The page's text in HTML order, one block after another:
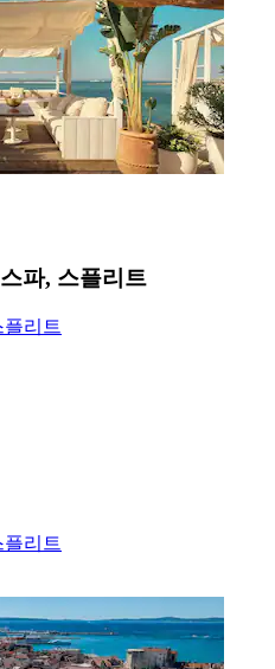
파, 스플리트
플리트
플리트